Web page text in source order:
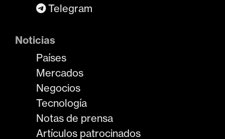
Telegram
Noticias
Países
Mercados
Negocios
Tecnología
Notas de prensa
Artículos patrocinados